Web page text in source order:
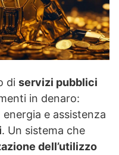
di servizi pubblici
in denaro:
e assistenza
. Un sistema che
dell’utilizzo